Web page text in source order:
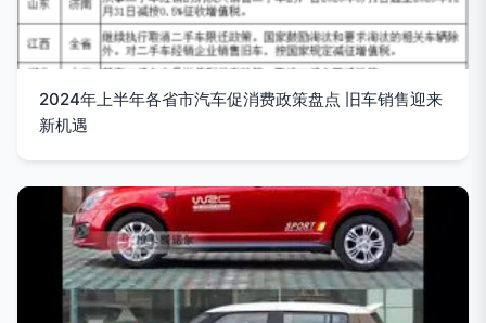
2024年上半年各省市汽车促消费政策盘点 旧车销售迎来
新机遇